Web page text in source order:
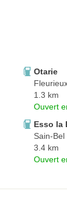
Otarie
1.3 km
Ouvert
Esso la
Sain-Bel
3.4 km
Ouvert